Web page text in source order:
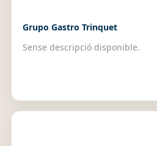
Grupo Gastro Trinquet
Sense descripció disponible.